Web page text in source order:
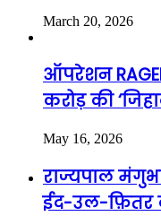
March 20, 2026
ऑपरेशन
करोड़ की
May 16, 2026
राज्यपाल
ईद-उल-फ़ितर